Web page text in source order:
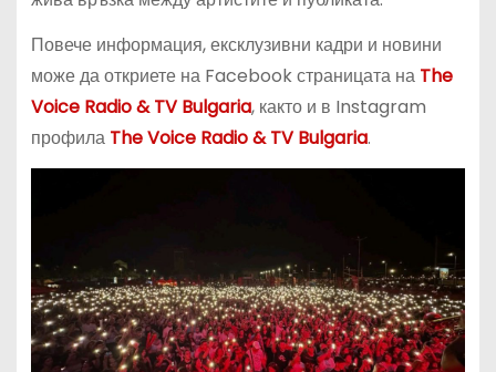
Повече информация, ексклузивни кадри и новини
може да откриете на Facebook страницата на The
Voice Radio & TV Bulgaria, както и в Instagram
профила The Voice Radio & TV Bulgaria.